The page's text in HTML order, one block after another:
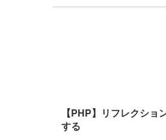
【PHP】リフレクシ
する